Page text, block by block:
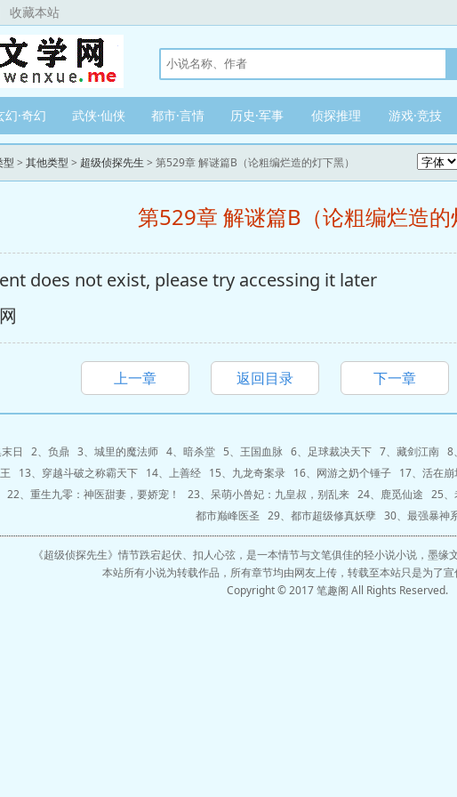
收藏本站
幻·奇幻 武侠·仙侠 都市·言情 历史·军事 侦探推理 游戏·竞技
型 > 其他类型 > 超级侦探先生 > 第529章 解谜篇B（论粗编烂造的灯下黑）
第529章 解谜篇B（论粗编烂造的
does not exist, please try accessing it later
上一章 返回目录 下一章
日 2、 负鼎 3、 城里的魔法师 4、 暗杀堂 5、 王国血脉 6、 足球裁决天下 7、 藏剑江南 8、
13、 穿越斗破之称霸天下14、 上善经15、 九龙奇案录16、 网游之奶个锤子17、 活在崩
22、 重生九零：神医甜妻，要娇宠！ 23、 呆萌小兽妃：九皇叔，别乱来24、 鹿觅仙途 25、
都市巅峰医圣 29、 都市超级修真妖孽30、 最强暴神
《超级侦探先生》 情节跌宕起伏、扣人心弦，是一本情节与文笔俱佳的轻小说小说，墨缘
本站所有小说为转载作品，所有章节均由网友上传，转载至本站只是为了宣
Copyright © 2017 笔趣阁 All Rights Reserved.